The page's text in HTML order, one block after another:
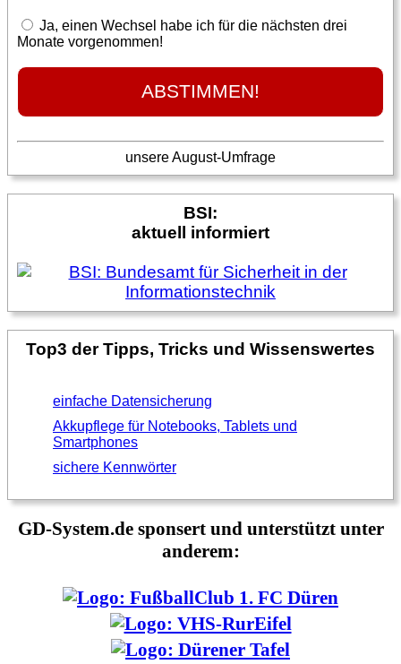
Ja, einen Wechsel habe ich für die nächsten drei
Monate vorgenommen!
unsere August-Umfrage
BSI:
aktuell informiert
Top3 der Tipps, Tricks und Wissenswertes
einfache Datensicherung
Akkupflege für Notebooks, Tablets und
Smartphones
sichere Kennwörter
GD-System.de sponsert und unterstützt unter
anderem: